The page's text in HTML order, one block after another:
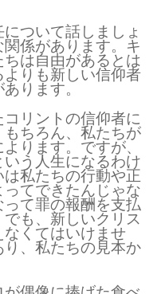
ついて話しましょ
係があります。キ
は自由があるとは
りも新しい信仰者
ります。
リントの信仰者に
ちろん、私たちが
ります。ですが、
いう人生になるわけ
私たちの行動や正
てできたんじゃな
て罪の報酬を支払
も、新しいクリス
くてはいけませ
、私たちの見本か